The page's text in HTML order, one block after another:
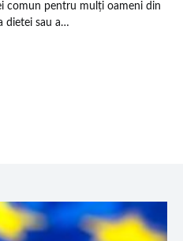
comun pentru mulți oameni din
dietei sau a…